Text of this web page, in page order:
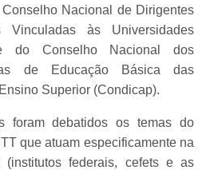
Nacional de Dirigentes
Vinculadas às Universidades
do Conselho Nacional dos
de Educação Básica das
Superior (Condicap).
foram debatidos os temas do
que atuam especificamente na
federais, cefets e as